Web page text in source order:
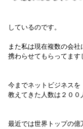
しているのです。
また私は現在複数の会社
携わらせてもらってます
今までネットビジネスを
教えてきた人数は２００
最近では世界トップの億